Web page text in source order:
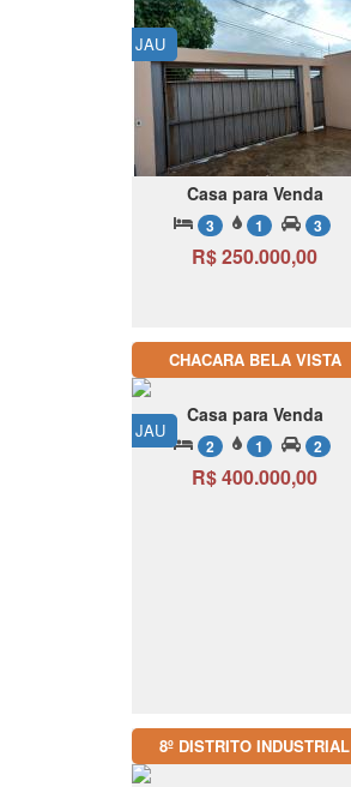
JAU
Casa para Venda
3 1 3
R$ 250.000,00
CHACARA BELA VISTA
JAU
Casa para Venda
2 1 2
R$ 400.000,00
8º DISTRITO INDUSTRIAL